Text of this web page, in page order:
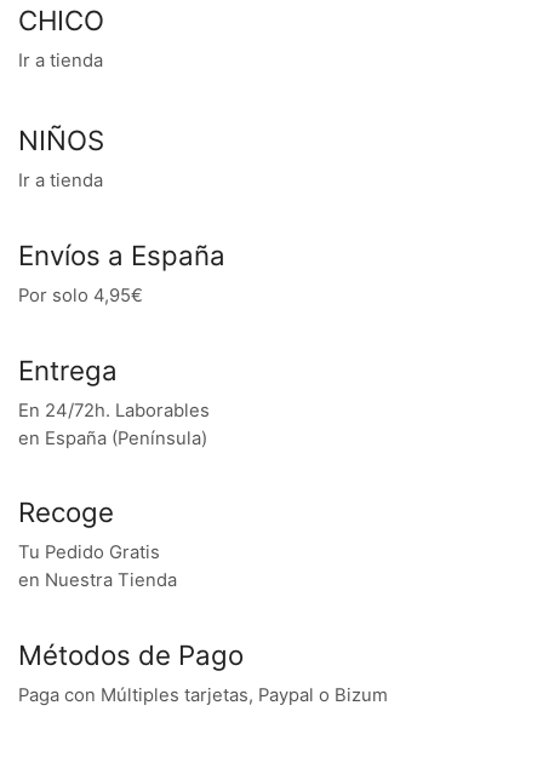
CHICO
Ir a tienda
NIÑOS
Ir a tienda
Envíos a España
Por solo 4,95€
Entrega
En 24/72h. Laborables
en España (Península)
Recoge
Tu Pedido Gratis
en Nuestra Tienda
Métodos de Pago
Paga con Múltiples tarjetas, Paypal o Bizum